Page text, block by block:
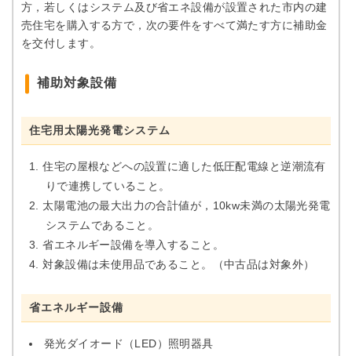
方，若しくはシステム及び省エネ設備が設置された市内の建
売住宅を購入する方で，次の要件をすべて満たす方に補助金
を交付します。
補助対象設備
住宅用太陽光発電システム
住宅の屋根などへの設置に適した低圧配電線と逆潮流有
りで連携していること。
太陽電池の最大出力の合計値が，10kw未満の太陽光発電
システムであること。
省エネルギー設備を導入すること。
対象設備は未使用品であること。（中古品は対象外）
省エネルギー設備
発光ダイオード（LED）照明器具